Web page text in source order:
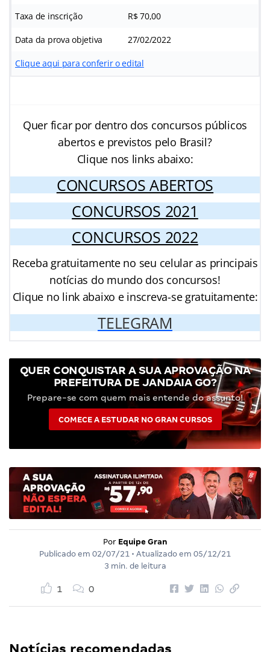
Taxa de inscrição R$ 70,00
Data da prova objetiva 27/02/2022
Clique aqui para conferir o edital
Quer ficar por dentro dos concursos públicos
abertos e previstos pelo Brasil?
Clique nos links abaixo:
CONCURSOS ABERTOS
CONCURSOS 2021
CONCURSOS 2022
Receba gratuitamente no seu celular as principais
notícias do mundo dos concursos!
Clique no link abaixo e inscreva-se gratuitamente:
TELEGRAM
QUER CONQUISTAR A SUA APROVAÇÃO NA
PREFEITURA DE JANDAIA GO?
Prepare-se com quem mais entende do assunto!
COMECE A ESTUDAR NO GRAN CURSOS
Por Equipe Gran
Publicado em 02/07/21 • Atualizado em 05/12/21
3 min. de leitura
1 0
Notícias recomendadas